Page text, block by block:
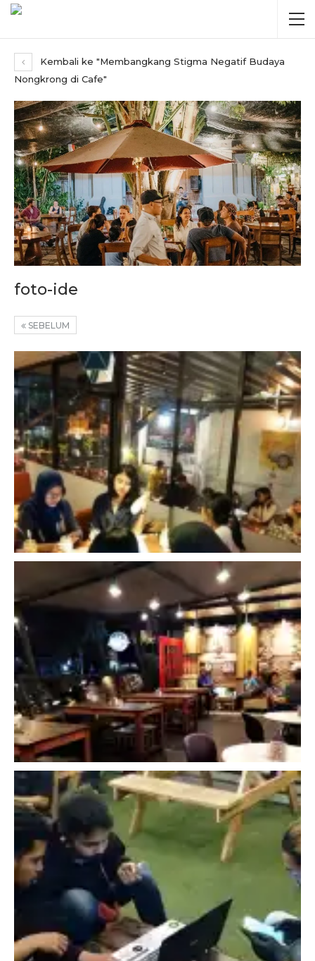
Kembali ke "Membangkang Stigma Negatif Budaya
Nongkrong di Cafe"
foto-ide
SEBELUM